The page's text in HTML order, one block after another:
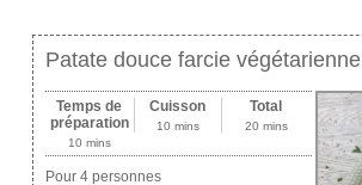
Patate douce farcie végétarienne
Temps de
préparation
10 mins
Cuisson
10 mins
Total
20 mins
Pour 4 personnes